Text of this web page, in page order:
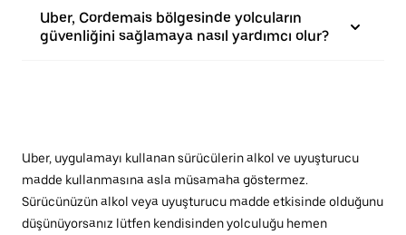
Uber, Cordemais bölgesinde yolcuların
güvenliğini sağlamaya nasıl yardımcı olur?
Uber, uygulamayı kullanan sürücülerin alkol ve uyuşturucu
madde kullanmasına asla müsamaha göstermez.
Sürücünüzün alkol veya uyuşturucu madde etkisinde olduğunu
düşünüyorsanız lütfen kendisinden yolculuğu hemen